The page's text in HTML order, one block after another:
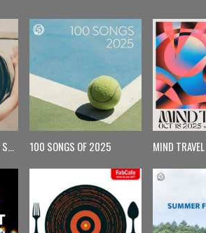
【月曜更新】Monday Spin 100 SONGS OF 2025 MIND TRAVEL